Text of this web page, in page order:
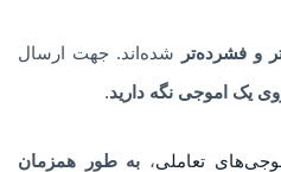
و فشرده‌تر
شده‌اند. جهت ارسال
یک اموجی نگه دارید.
تعاملی، به طور همزمان